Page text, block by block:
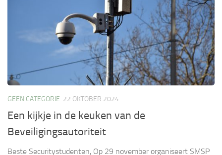
GEEN CATEGORIE 22 OKTOBER 2024
Een kijkje in de keuken van de
Beveiligingsautoriteit
Beste Securitystudenten, Op 29 november organiseert SMSP